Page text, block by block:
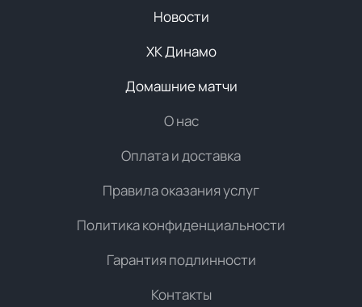
Новости
ХК Динамо
Домашние матчи
О нас
Оплата и доставка
Правила оказания услуг
Политика конфиденциальности
Гарантия подлинности
Контакты